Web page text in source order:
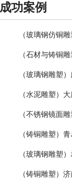
成功案例
（玻璃钢仿铜
（石材与铸铜
（玻璃钢雕塑
（水泥雕塑）
（不锈钢镜面
（铸铜雕塑）
（玻璃钢雕塑
（铸铜雕塑）